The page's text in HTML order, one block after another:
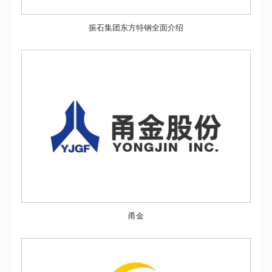
振石集团东方特钢全面介绍
甬金